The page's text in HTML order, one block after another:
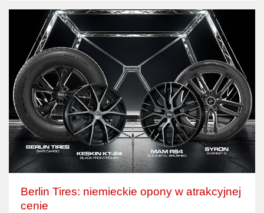
Berlin Tires: niemieckie opony w atrakcyjnej
cenie